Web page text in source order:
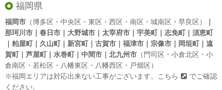
福岡県
福岡市 （博多区・中央区・東区・西区・南区・城南区・早良区）
那珂川市｜春日市｜大野城市｜太宰府市｜宇美町｜志免町｜須恵町
｜粕屋町｜久山町｜新宮町｜古賀市｜福津市｜宗像市｜岡垣町｜遠
賀町｜芦屋町｜水巻町｜中間市｜北九州市 （門司区・小倉北区・小
倉南区・若松区・八幡東区・八幡西区・戸畑区）
※福岡エリアは対応出来ない工事がございます。
こちら
でご確認
ください。